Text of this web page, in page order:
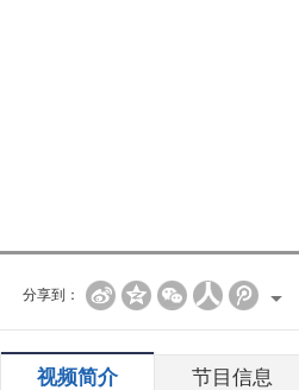
分享到：
视频简介 节目信息